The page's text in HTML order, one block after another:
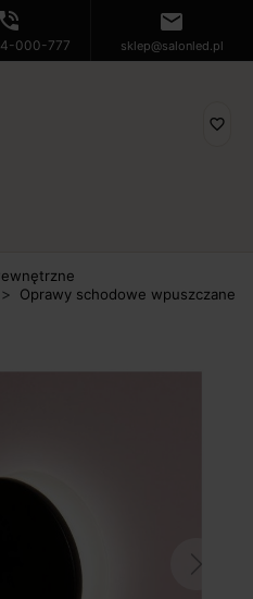
phone_in_talk
000-777
mail
sklep@salonled.pl
favorite_border
Oprawy schodowe wpuszczane